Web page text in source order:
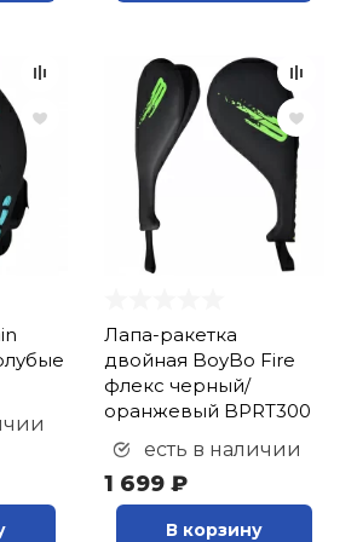
Лапа-ракетка
двойная BoyBo Fire
флекс черный/
оранжевый BPRT300
есть в наличии
1 699 ₽
В корзину